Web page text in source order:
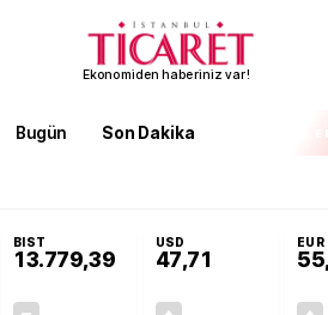
Ekonomiden haberiniz var!
Bugün Son Dakika
BIST
13.779,39
USD
47,71
EUR